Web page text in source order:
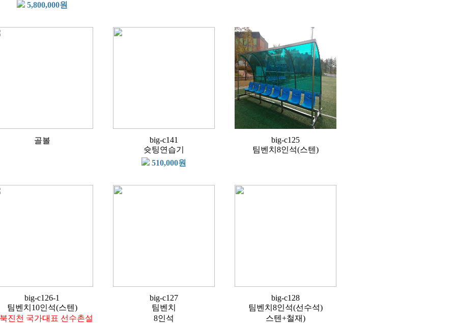
5,800,000원
골볼
big-c141
슛팅연습기
510,000원
big-c125
팀벤치8인석(스텐)
big-c126-1
팀벤치10인석(스텐)
진천 국가대표 선수촌설
big-c127
팀벤치
8인석
big-c128
팀벤치8인석(선수석)
스텐+철재)